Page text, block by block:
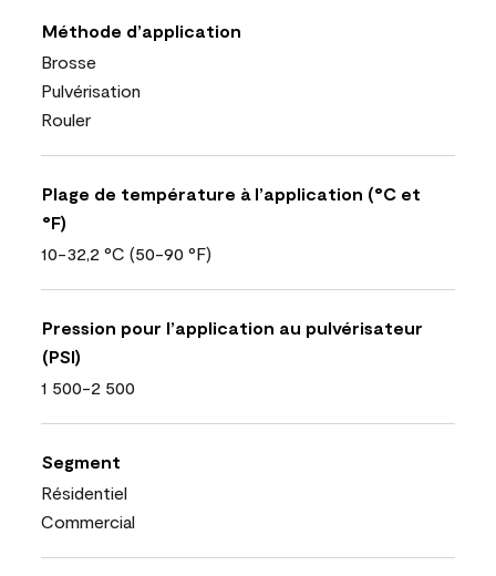
Méthode d’application
Brosse
Pulvérisation
Rouler
Plage de température à l’application (°C et
°F)
10-32,2 °C (50-90 °F)
Pression pour l’application au pulvérisateur
(PSI)
1 500-2 500
Segment
Résidentiel
Commercial